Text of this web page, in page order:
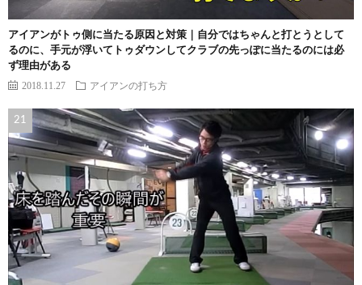
アイアンがトゥ側に当たる原因と対策｜自分ではちゃんと打とうとして
るのに、手元が浮いてトゥダウンしてクラブの先っぽに当たるのには必
ず理由がある
2018.11.27 アイアンの打ち方